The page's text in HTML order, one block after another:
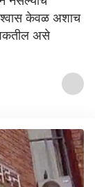
केवळ अशाच
असे